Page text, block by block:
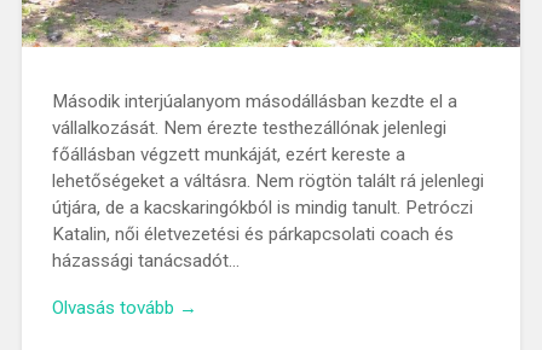
Második interjúalanyom másodállásban kezdte el a
vállalkozását. Nem érezte testhezállónak jelenlegi
főállásban végzett munkáját, ezért kereste a
lehetőségeket a váltásra. Nem rögtön talált rá jelenlegi
útjára, de a kacskaringókból is mindig tanult. Petróczi
Katalin, női életvezetési és párkapcsolati coach és
házassági tanácsadót…
Olvasás tovább →